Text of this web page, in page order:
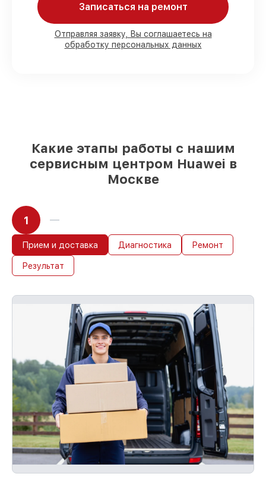
Мы гарантируем:
80%работ в вашем присутствии
приступает к восстановлению сразу
Записаться на ремонт
Отправляя заявку, Вы соглашаетесь на
обработку персональных данных
Какие этапы работы с нашим
сервисным центром Huawei в
Москве
1
Прием и доставка Диагностика Ремонт
Результат